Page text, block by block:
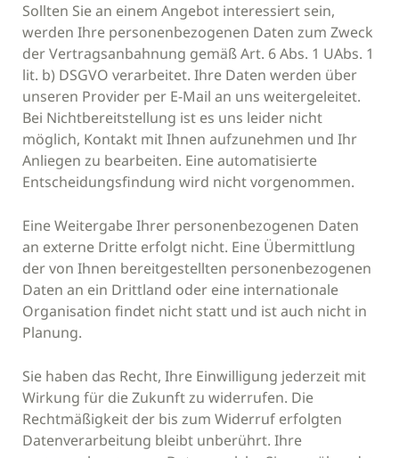
Sollten Sie an einem Angebot interessiert sein,
werden Ihre personenbezogenen Daten zum Zweck
der Vertragsanbahnung gemäß Art. 6 Abs. 1 UAbs. 1
lit. b) DSGVO verarbeitet. Ihre Daten werden über
unseren Provider per E-Mail an uns weitergeleitet.
Bei Nichtbereitstellung ist es uns leider nicht
möglich, Kontakt mit Ihnen aufzunehmen und Ihr
Anliegen zu bearbeiten. Eine automatisierte
Entscheidungsfindung wird nicht vorgenommen.
Eine Weitergabe Ihrer personenbezogenen Daten
an externe Dritte erfolgt nicht. Eine Übermittlung
der von Ihnen bereitgestellten personenbezogenen
Daten an ein Drittland oder eine internationale
Organisation findet nicht statt und ist auch nicht in
Planung.
Sie haben das Recht, Ihre Einwilligung jederzeit mit
Wirkung für die Zukunft zu widerrufen. Die
Rechtmäßigkeit der bis zum Widerruf erfolgten
Datenverarbeitung bleibt unberührt. Ihre